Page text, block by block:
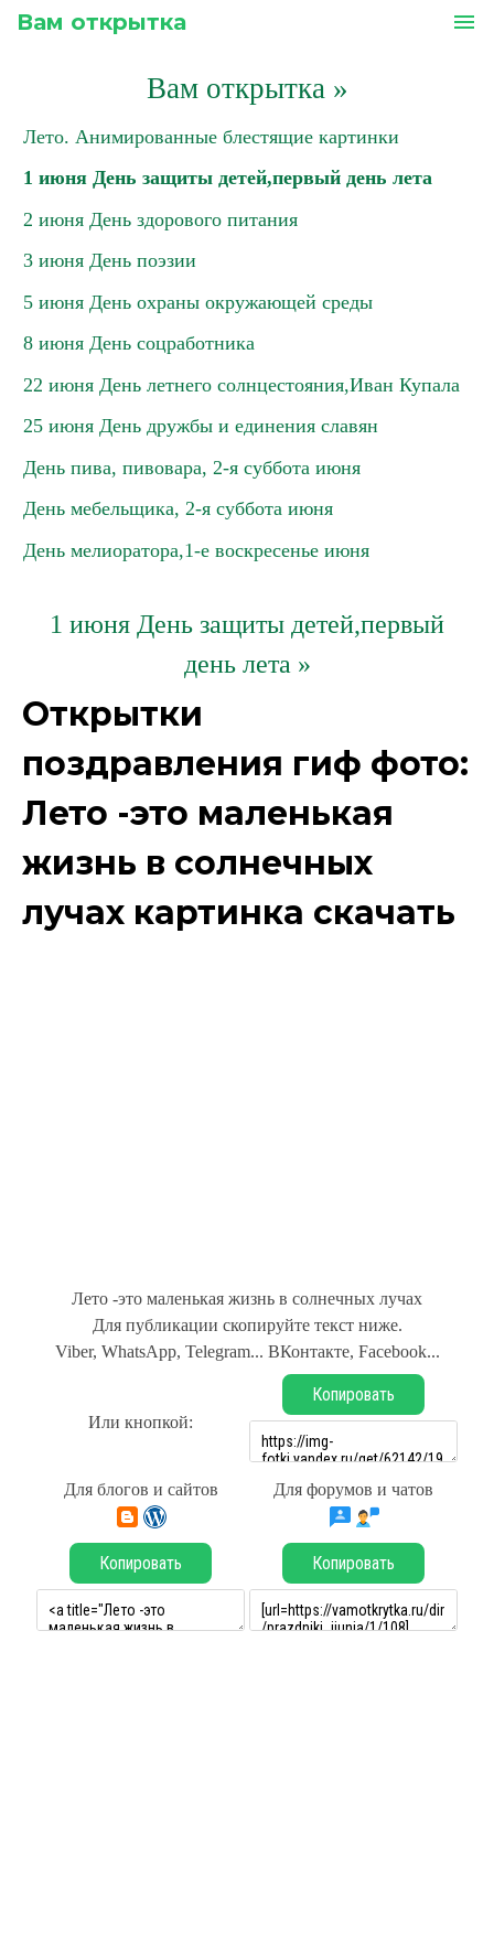
Вам открытка menu
Вам открытка»
Лето. Анимированные блестящие картинки
1 июня День защиты детей,первый день лета
2 июня День здорового питания
3 июня День поэзии
5 июня День охраны окружающей среды
8 июня День соцработника
22 июня День летнего солнцестояния,Иван Купала
25 июня День дружбы и единения славян
День пива, пивовара, 2-я суббота июня
День мебельщика, 2-я суббота июня
День мелиоратора,1-е воскресенье июня
1 июня День защиты детей,первый
день лета »
Открытки
поздравления гиф фото:
Лето -это маленькая
жизнь в солнечных
лучах картинка скачать
Лето -это маленькая жизнь в солнечных лучах
Для публикации скопируйте текст ниже.
Viber, WhatsApp, Telegram... ВКонтакте, Facebook...
Или кнопкой:
Копировать
Для блогов и сайтов Для форумов и чатов
Копировать Копировать